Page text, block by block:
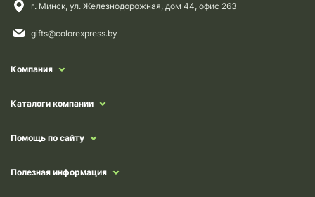
г. Минск, ул. Железнодорожная, дом 44, офис 263
gifts@colorexpress.by
Компания
Каталоги компании
Помощь по сайту
Полезная информация